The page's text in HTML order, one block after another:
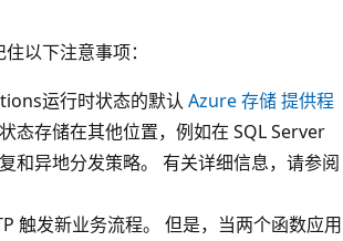
以下注意事项：
运行时状态的默认 Azure 存储 提供程
态存储在其他位置，例如在 SQL Server
和异地分发策略。 有关详细信息，请参阅
触发新业务流程。 但是，当两个函数应用